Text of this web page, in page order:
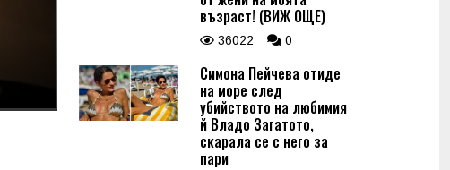
възраст! (ВИЖ ОЩЕ)
36022 0
Симона Пейчева отиде
на море след
убийството на любимия
й Владо Загатото,
скарала се с него за
пари